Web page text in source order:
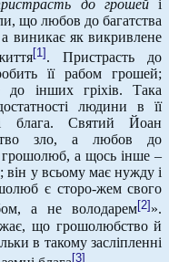
до грошейі
що любов до багатства
виникає як викривлене
[1] . Пристрасть до
її рабом грошей;
до інших гріхів. Така
людини в її
блага. Святий Йоан
зло, а любов до
а щось інше –
у всьому має нужду і
є сторо-жем свого
а не володарем[2]».
що грошолюбство й
в такому засліпленні
[3]